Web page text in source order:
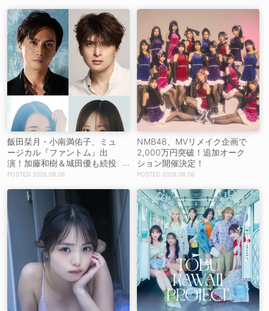
飯田栞月・小南満佑子、ミュ
ージカル『ファントム』出
演！加藤和樹＆城田優も続投
【コメントあり】
2026.08.06
NMB48、MVリメイク企画で
2,000万円突破！追加オーク
ション開催決定！
2026.08.06